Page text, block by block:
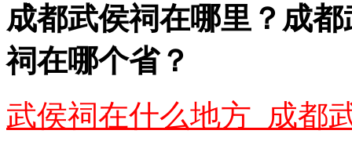
成都武侯祠在哪里？成
祠在哪个省？
武侯祠在什么地方_成都